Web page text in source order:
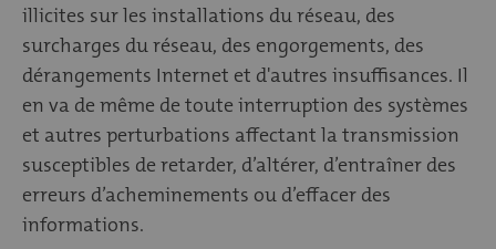
illicites sur les installations du réseau, des
surcharges du réseau, des engorgements, des
dérangements Internet et d'autres insuffisances. Il
en va de même de toute interruption des systèmes
et autres perturbations affectant la transmission
susceptibles de retarder, d’altérer, d’entraîner des
erreurs d’acheminements ou d’effacer des
informations.